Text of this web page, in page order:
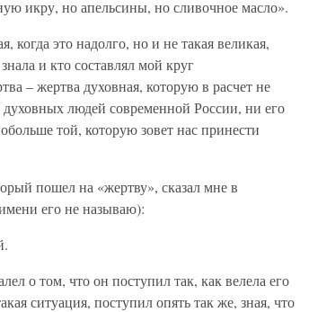
икру, но апельсины, но сливочное масло».
когда это надолго, но и не такая великая,
и кто составлял мой круг
– жертва духовная, которую в расчет не
людей современной России, ни его
той, которую зовет нас принести
пошел на «жертву», сказал мне в
его не называю):
о том, что он поступил так, как велела его
ситуация, поступил опять так же, зная, что